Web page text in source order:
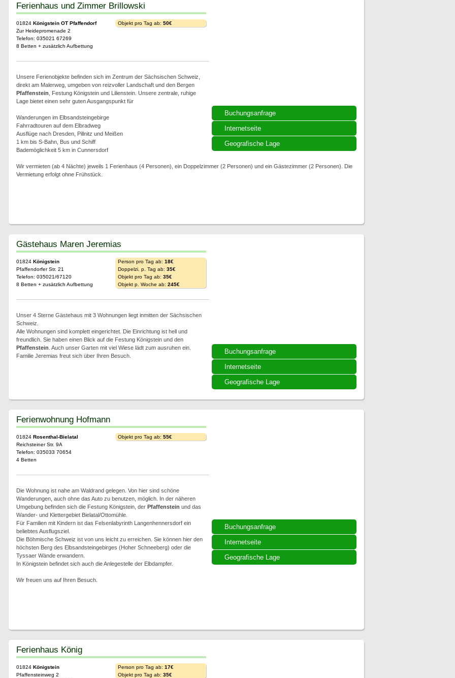
Buchungsanfrage
Internetseite
Geografische Lage
Ferienhaus und Zimmer Brillowski
01824 Königstein OT Pfaffendorf
Zur Heidepromenade 2
Telefon: 035021 67269
8 Betten + zusätzlich Aufbettung
Objekt pro Tag ab: 50€
Unsere Ferienobjekte befinden sich im Zentrum der Sächsischen Schweiz,
direkt am Malerweg, umgeben von reizvoller Landschaft und den Bergen
Pfaffenstein , Festung Königstein und Lilienstein. Unsere zentrale, ruhige
Lage bietet einen sehr guten Ausgangspunkt für
Wanderungen im Elbsandsteingebirge
Fahrradtouren auf dem Elbradweg
Ausflüge nach Dresden, Pillnitz und Meißen
1 km bis S-Bahn, Bus und Schiff
Bademöglichkeit 5 km in Cunnersdorf
Wir vermieten (ab 4 Nächte) jeweils 1 Ferienhaus (4 Personen), ein Doppelzimmer (2 Personen) und ein Gästezimmer (2 Personen). Die
Vermietung erfolgt ohne Frühstück.
Buchungsanfrage
Internetseite
Geografische Lage
Gästehaus Maren Jeremias
01824 Königstein
Pfaffendorfer Str. 21
Telefon: 035021/67120
8 Betten + zusätzlich Aufbettung
Person pro Tag ab: 18€
Doppelzi. p. Tag ab: 35€
Objekt pro Tag ab: 35€
Objekt p. Woche ab: 245€
Unser 4 Sterne Gästehaus mit 3 Wohnungen liegt inmitten der Sächsischen
Schweiz.
Alle Wohnungen sind komplett eingerichtet. Die Einrichtung ist hell und
freundlich. Sie haben einen Blick auf die Festung Königstein und den
Pfaffenstein . Auch unser Garten mit viel Wiese lädt zum ausruhen ein.
Familie Jeremias freut sich über Ihren Besuch.
Buchungsanfrage
Internetseite
Geografische Lage
Ferienwohnung Hofmann
01824 Rosenthal-Bielatal
Reichsteiner Str. 9A
Telefon: 035033 70654
4 Betten
Objekt pro Tag ab: 55€
Die Wohnung ist nahe am Waldrand gelegen. Von hier sind schöne
Wanderungen, auch ohne das Auto zu benutzen, möglich. In der näheren
Umgebung befinden sich die Festung Königstein, der Pfaffenstein und das
Wander- und Klettergebiet Bielatal/Ottomühle.
Für Familien mit Kindern ist das Felsenlabyrinth Langenhennersdorf ein
beliebtes Ausflugsziel.
Die Böhmische Schweiz ist von uns leicht zu erreichen. Sie können hier den
höchsten Berg des Elbsandsteingebirges (Hoher Schneeberg) oder die
Tyssaer Wände erwandern.
In Königstein befindet sich auch die Anlegestelle der Elbdampfer.
Wir freuen uns auf Ihren Besuch.
Ferienhaus König
01824 Königstein
Pfaffensteinweg 2
Person pro Tag ab: 17€
Objekt pro Tag ab: 35€